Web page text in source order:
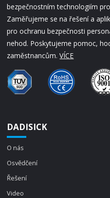
bezpečnostním technologiím
Zaměřujeme se na řešení a
pro ochranu bezpečnosti
nehod. Poskytujeme pomoc,
zaměstnancům.VÍCE
DADISICK
O nás
Osvědčení
Řešení
Video